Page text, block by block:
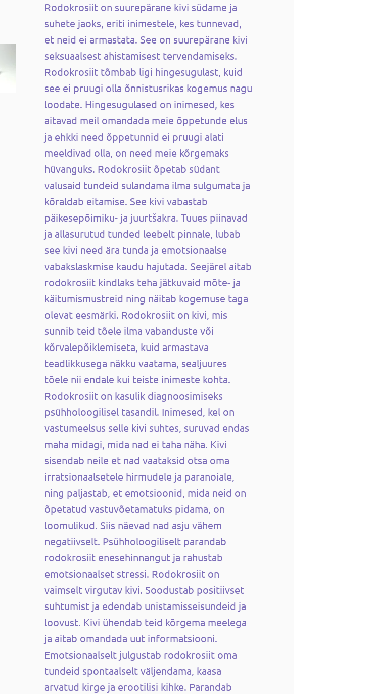
Rodokrosiit on suurepärane kivi südame ja
suhete jaoks, eriti inimestele, kes tunnevad,
et neid ei armastata. See on suurepärane kivi
seksuaalsest ahistamisest tervendamiseks.
Rodokrosiit tõmbab ligi hingesugulast, kuid
see ei pruugi olla õnnistusrikas kogemus nagu
loodate. Hingesugulased on inimesed, kes
aitavad meil omandada meie õppetunde elus
ja ehkki need õppetunnid ei pruugi alati
meeldivad olla, on need meie kõrgemaks
hüvanguks. Rodokrosiit õpetab südant
valusaid tundeid sulandama ilma sulgumata ja
kõraldab eitamise. See kivi vabastab
päikesepõimiku- ja juurtšakra. Tuues piinavad
ja allasurutud tunded leebelt pinnale, lubab
see kivi need ära tunda ja emotsionaalse
vabakslaskmise kaudu hajutada. Seejärel aitab
rodokrosiit kindlaks teha jätkuvaid mõte- ja
käitumismustreid ning näitab kogemuse taga
olevat eesmärki. Rodokrosiit on kivi, mis
sunnib teid tõele ilma vabanduste või
kõrvalepõiklemiseta, kuid armastava
teadlikkusega näkku vaatama, sealjuures
tõele nii endale kui teiste inimeste kohta.
Rodokrosiit on kasulik diagnoosimiseks
psühholoogilisel tasandil. Inimesed, kel on
vastumeelsus selle kivi suhtes, suruvad endas
maha midagi, mida nad ei taha näha. Kivi
sisendab neile et nad vaataksid otsa oma
irratsionaalsetele hirmudele ja paranoiale,
ning paljastab, et emotsioonid, mida neid on
õpetatud vastuvõetamatuks pidama, on
loomulikud. Siis näevad nad asju vähem
negatiivselt. Psühholoogiliselt parandab
rodokrosiit enesehinnangut ja rahustab
emotsionaalset stressi. Rodokrosiit on
vaimselt virgutav kivi. Soodustab positiivset
suhtumist ja edendab unistamisseisundeid ja
loovust. Kivi ühendab teid kõrgema meelega
ja aitab omandada uut informatsiooni.
Emotsionaalselt julgustab rodokrosiit oma
tundeid spontaalselt väljendama, kaasa
arvatud kirge ja erootilisi kihke. Parandab